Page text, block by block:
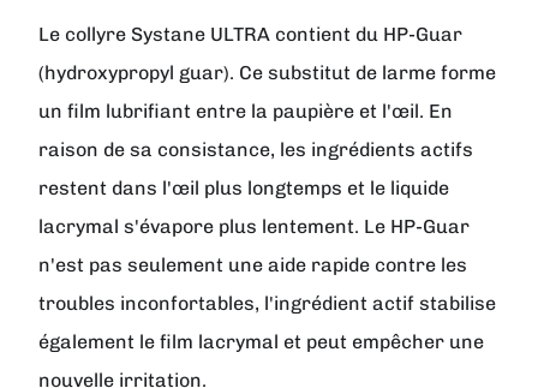
Le collyre Systane ULTRA contient du HP-Guar
(hydroxypropyl guar). Ce substitut de larme forme
un film lubrifiant entre la paupière et l'œil. En
raison de sa consistance, les ingrédients actifs
restent dans l'œil plus longtemps et le liquide
lacrymal s'évapore plus lentement. Le HP-Guar
n'est pas seulement une aide rapide contre les
troubles inconfortables, l'ingrédient actif stabilise
également le film lacrymal et peut empêcher une
nouvelle irritation.